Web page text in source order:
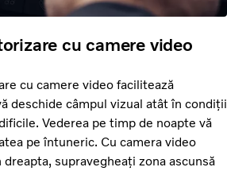
cu camere video
cu camere video facilitează
deschide câmpul vizual atât în condiții
Vederea pe timp de noapte vă
pe întuneric. Cu camera video
supravegheați zona ascunsă